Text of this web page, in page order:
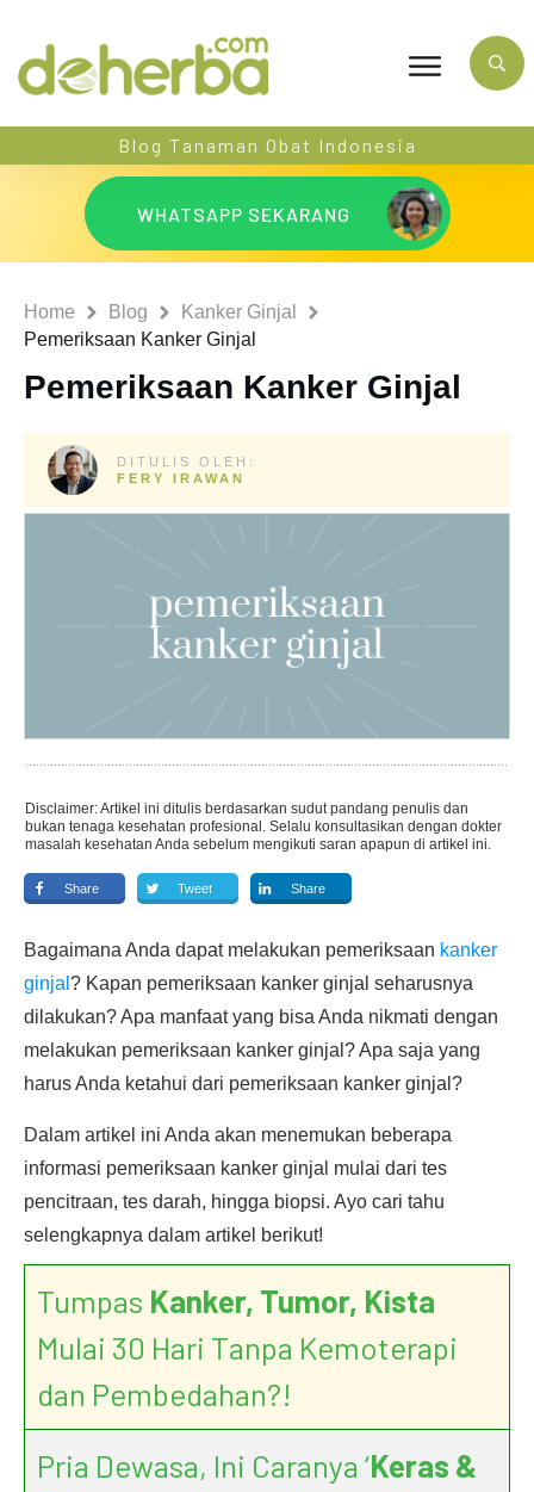
Blog Tanaman Obat Indonesia
WHATSAPP SEKARANG
Home Blog
Kanker Ginjal
Pemeriksaan Kanker Ginjal
Pemeriksaan Kanker Ginjal
DITULIS OLEH:
FERY IRAWAN
Disclaimer: Artikel ini ditulis berdasarkan sudut pandang penulis dan
bukan tenaga kesehatan profesional. Selalu konsultasikan dengan dokter
masalah kesehatan Anda sebelum mengikuti saran apapun di artikel ini.
Share Tweet Share
Bagaimana Anda dapat melakukan pemeriksaan kanker
ginjal ? Kapan pemeriksaan kanker ginjal seharusnya
dilakukan? Apa manfaat yang bisa Anda nikmati dengan
melakukan pemeriksaan kanker ginjal? Apa saja yang
harus Anda ketahui dari pemeriksaan kanker ginjal?
Dalam artikel ini Anda akan menemukan beberapa
informasi pemeriksaan kanker ginjal mulai dari tes
pencitraan, tes darah, hingga biopsi. Ayo cari tahu
selengkapnya dalam artikel berikut!
Tumpas Kanker, Tumor, Kista
Mulai 30 Hari Tanpa Kemoterapi
dan Pembedahan?!
Pria Dewasa, Ini Caranya ‘Keras &